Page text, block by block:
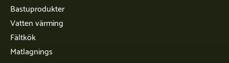
Bastuprodukter
Vatten värming
Fältkök
Matlagnings